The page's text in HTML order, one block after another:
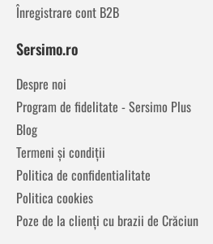
Înregistrare cont B2B
Sersimo.ro
Despre noi
Program de fidelitate - Sersimo Plus
Blog
Termeni și condiții
Politica de confidentialitate
Politica cookies
Poze de la clienți cu brazii de Crăciun